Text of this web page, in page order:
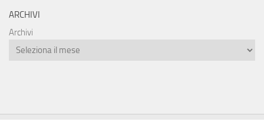
ARCHIVI
Archivi